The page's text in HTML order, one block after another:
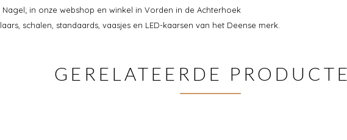
in onze webshop en winkel in Vorden in de Achterhoek
schalen, standaards, vaasjes en LED-kaarsen van het Deense merk.
GERELATEERDE